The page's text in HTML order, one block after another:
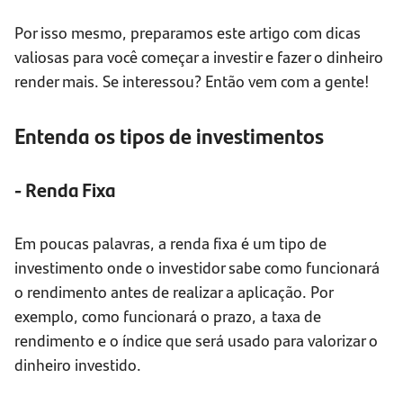
Por isso mesmo, preparamos este artigo com dicas
valiosas para você começar a investir e fazer o dinheiro
render mais. Se interessou? Então vem com a gente!
Entenda os tipos de investimentos
- Renda Fixa
Em poucas palavras, a renda fixa é um tipo de
investimento onde o investidor sabe como funcionará
o rendimento antes de realizar a aplicação. Por
exemplo, como funcionará o prazo, a taxa de
rendimento e o índice que será usado para valorizar o
dinheiro investido.